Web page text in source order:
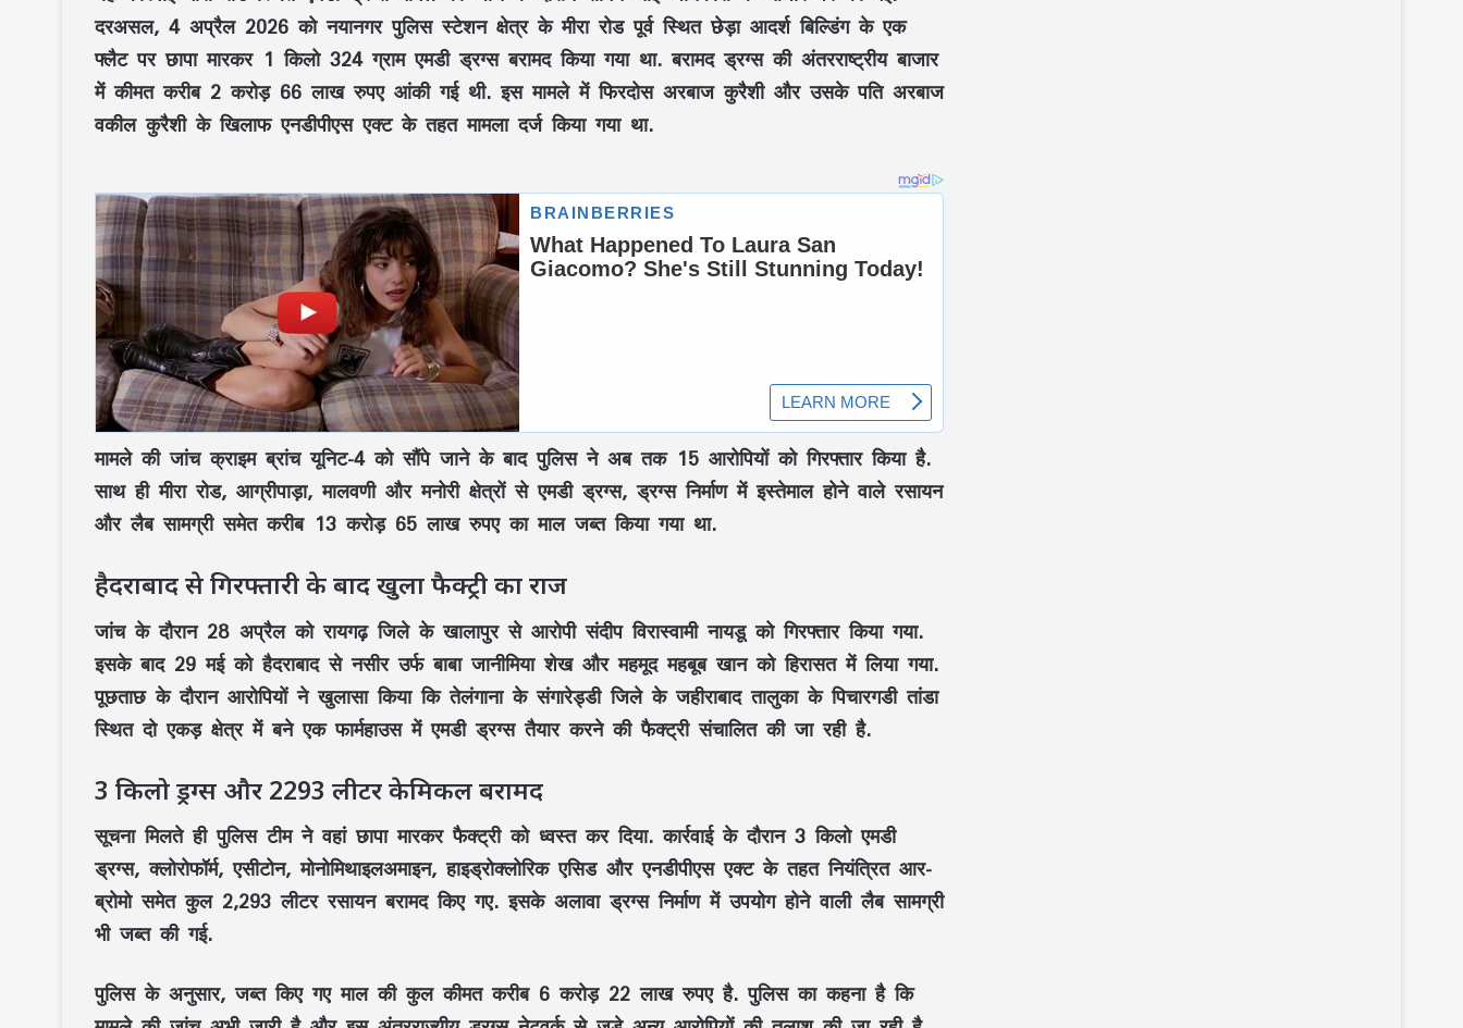
दरअसल, 4 अप्रैल 2026 को नयानगर पुलिस स्टेशन क्षेत्र के मीरा रोड पूर्व स्थित छेड़ा आदर्श बिल्डिंग के एक
फ्लैट पर छापा मारकर 1 किलो 324 ग्राम एमडी ड्रग्स बरामद किया गया था. बरामद ड्रग्स की अंतरराष्ट्रीय बाजार
में कीमत करीब 2 करोड़ 66 लाख रुपए आंकी गई थी. इस मामले में फिरदोस अरबाज कुरैशी और उसके पति अरबाज
वकील कुरैशी के खिलाफ एनडीपीएस एक्ट के तहत मामला दर्ज किया गया था.
मामले की जांच क्राइम ब्रांच यूनिट-4 को सौंपे जाने के बाद पुलिस ने अब तक 15 आरोपियों को गिरफ्तार किया है.
साथ ही मीरा रोड, आग्रीपाड़ा, मालवणी और मनोरी क्षेत्रों से एमडी ड्रग्स, ड्रग्स निर्माण में इस्तेमाल होने वाले रसायन
और लैब सामग्री समेत करीब 13 करोड़ 65 लाख रुपए का माल जब्त किया गया था.
हैदराबाद से गिरफ्तारी के बाद खुला फैक्ट्री का राज
जांच के दौरान 28 अप्रैल को रायगढ़ जिले के खालापुर से आरोपी संदीप विरास्वामी नायडू को गिरफ्तार किया गया.
इसके बाद 29 मई को हैदराबाद से नसीर उर्फ बाबा जानीमिया शेख और महमूद महबूब खान को हिरासत में लिया गया.
पूछताछ के दौरान आरोपियों ने खुलासा किया कि तेलंगाना के संगारेड्डी जिले के जहीराबाद तालुका के पिचारगडी तांडा
स्थित दो एकड़ क्षेत्र में बने एक फार्महाउस में एमडी ड्रग्स तैयार करने की फैक्ट्री संचालित की जा रही है.
3 किलो ड्रग्स और 2293 लीटर केमिकल बरामद
सूचना मिलते ही पुलिस टीम ने वहां छापा मारकर फैक्ट्री को ध्वस्त कर दिया. कार्रवाई के दौरान 3 किलो एमडी
ड्रग्स, क्लोरोफॉर्म, एसीटोन, मोनोमिथाइलअमाइन, हाइड्रोक्लोरिक एसिड और एनडीपीएस एक्ट के तहत नियंत्रित आर-
ब्रोमो समेत कुल 2,293 लीटर रसायन बरामद किए गए. इसके अलावा ड्रग्स निर्माण में उपयोग होने वाली लैब सामग्री
भी जब्त की गई.
पुलिस के अनुसार, जब्त किए गए माल की कुल कीमत करीब 6 करोड़ 22 लाख रुपए है. पुलिस का कहना है कि
जिम्मेदारी आखिर किसने उठाई?